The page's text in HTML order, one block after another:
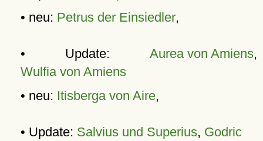
• neu: Petrus der Einsiedler,
• Update: Aurea von Amiens,
Wulfia von Amiens
• neu: Itisberga von Aire,
• Update: Salvius und Superius, Godric